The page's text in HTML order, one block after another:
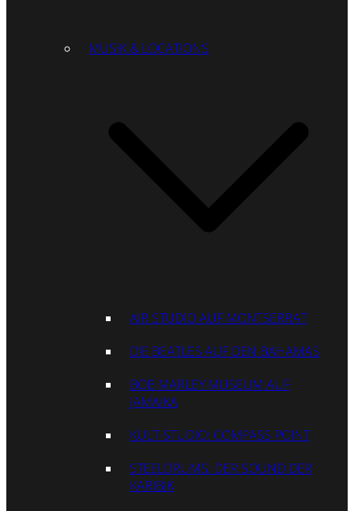
MUSIK & LOCATIONS
AIR STUDIO AUF MONTSERRAT
DIE BEATLES AUF DEN BAHAMAS
BOB MARLEY MUSEUM AUF
JAMAIKA
KULT-STUDIO: COMPASS POINT
STEELDRUMS: DER SOUND DER
KARIBIK